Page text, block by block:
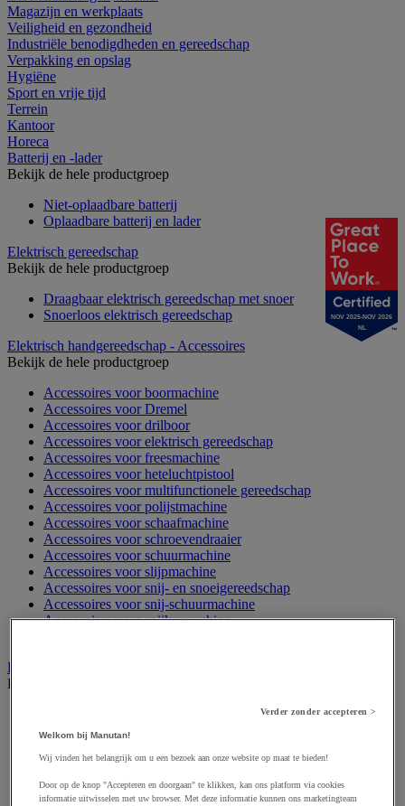
Magazijn en werkplaats
Veiligheid en gezondheid
Industriële benodigdheden en gereedschap
Verpakking en opslag
Hygiëne
Sport en vrije tijd
Terrein
Kantoor
Horeca
Batterij en -lader
Bekijk de hele productgroep
Niet-oplaadbare batterij
Oplaadbare batterij en lader
Elektrisch gereedschap
Bekijk de hele productgroep
Draagbaar elektrisch gereedschap met snoer
Snoerloos elektrisch gereedschap
Elektrisch handgereedschap - Accessoires
Bekijk de hele productgroep
Accessoires voor boormachine
Accessoires voor Dremel
Accessoires voor drilboor
Accessoires voor elektrisch gereedschap
Accessoires voor freesmachine
Accessoires voor heteluchtpistool
Accessoires voor multifunctionele gereedschap
Accessoires voor polijstmachine
Accessoires voor schaafmachine
Accessoires voor schroevendraaier
Accessoires voor schuurmachine
Accessoires voor slijpmachine
Accessoires voor snij- en snoeigereedschap
Accessoires voor snij-schuurmachine
Accessoires voor spijkermachine
Elektrische toebehoren en verlichting
Bekijk de hele productgroep
Accessoires voor elektrisch schakelpaneel
Batterij, oplader en kabel
Elektrische uitrusting
Verlengsnoer, stekkerdoos en kapelhaspel
Wandcontactdoos en schakelaar
NOV 2025-NOV 2026
NL
Verder zonder accepteren >
Welkom bij Manutan!
Wij vinden het belangrijk om u een bezoek aan onze website op maat te bieden!
Door op de knop "Accepteren en doorgaan" te klikken, kan ons platform via cookies
informatie uitwisselen met uw browser. Met deze informatie kunnen ons marketingteam